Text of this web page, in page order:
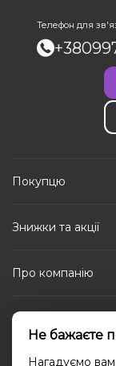
Телефон для
Покупцю
Знижки та акції
Про компанію
Каталог
Не бажаєте
Нагадуємо